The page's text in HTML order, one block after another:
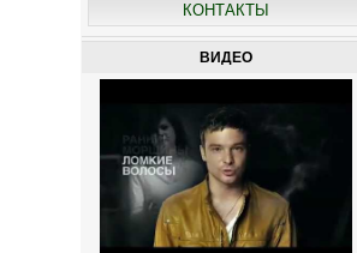
КОНТАКТЫ
ВИДЕО